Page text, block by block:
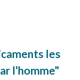
les
l'homme"